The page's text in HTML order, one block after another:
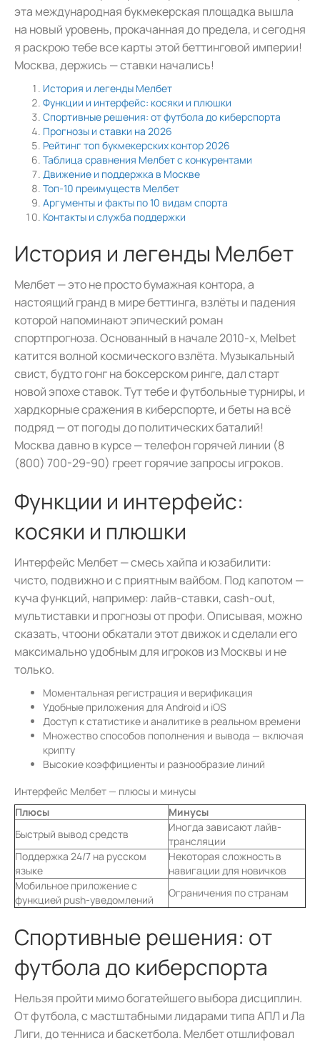
эта международная букмекерская площадка вышла
на новый уровень, прокачанная до предела, и сегодня
я раскрою тебе все карты этой беттинговой империи!
Москва, держись — ставки начались!
История и легенды Мелбет
Функции и интерфейс: косяки и плюшки
Спортивные решения: от футбола до киберспорта
Прогнозы и ставки на 2026
Рейтинг топ букмекерских контор 2026
Таблица сравнения Мелбет с конкурентами
Движение и поддержка в Москве
Топ-10 преимуществ Мелбет
Аргументы и факты по 10 видам спорта
Контакты и служба поддержки
История и легенды Мелбет
Мелбет — это не просто бумажная контора, а
настоящий гранд в мире беттинга, взлёты и падения
которой напоминают эпический роман
спортпрогноза. Основанный в начале 2010-х, Melbet
катится волной космического взлёта. Музыкальный
свист, будто гонг на боксерском ринге, дал старт
новой эпохе ставок. Тут тебе и футбольные турниры, и
хардкорные сражения в киберспорте, и беты на всё
подряд — от погоды до политических баталий!
Москва давно в курсе — телефон горячей линии (8
(800) 700-29-90) греет горячие запросы игроков.
Функции и интерфейс:
косяки и плюшки
Интерфейс Мелбет — смесь хайпа и юзабилити:
чисто, подвижно и с приятным вайбом. Под капотом —
куча функций, например: лайв-ставки, cash-out,
мультиставки и прогнозы от профи. Описывая, можно
сказать, чтоони обкатали этот движок и сделали его
максимально удобным для игроков из Москвы и не
только.
Моментальная регистрация и верификация
Удобные приложения для Android и iOS
Доступ к статистике и аналитике в реальном времени
Множество способов пополнения и вывода — включая
крипту
Высокие коэффициенты и разнообразие линий
Интерфейс Мелбет — плюсы и минусы
Плюсы
Минусы
Быстрый вывод средств
Иногда зависают лайв-
трансляции
Поддержка 24/7 на русском
языке
Некоторая сложность в
навигации для новичков
Мобильное приложение с
функцией push-уведомлений
Ограничения по странам
Спортивные решения: от
футбола до киберспорта
Нельзя пройти мимо богатейшего выбора дисциплин.
От футбола, с мастштабными лидарами типа АПЛ и Ла
Лиги, до тенниса и баскетбола. Мелбет отшлифовал